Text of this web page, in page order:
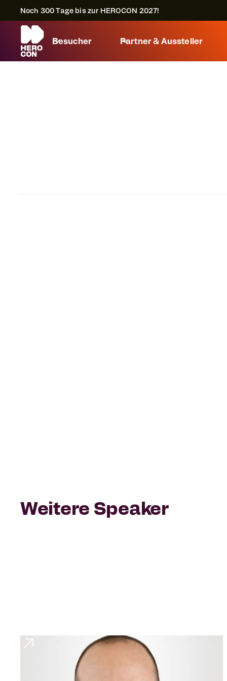
Noch 300Tage bis zur HEROCON 2027!
Besucher Partner & Aussteller
Weitere Speaker